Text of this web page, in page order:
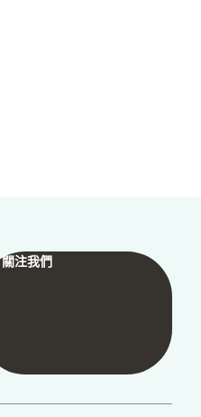
關注我們